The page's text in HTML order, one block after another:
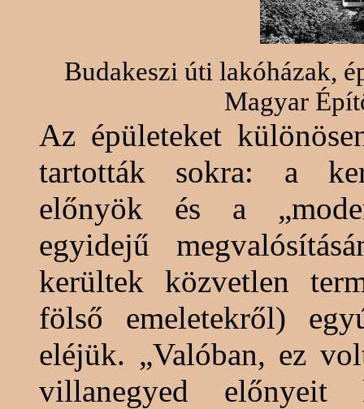
Budakeszi úti lakóházak,
Magyar
Az épületeket
tartották sokra: a
előnyök és a
egyidejű
kerültek közvetlen
fölső emeletekről)
eléjük. „Valóban, ez
villanegyed